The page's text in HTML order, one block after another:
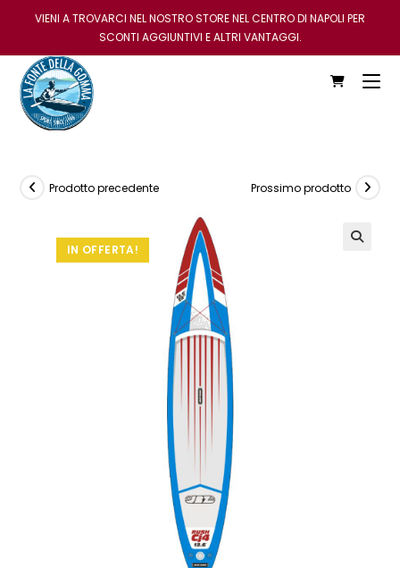
VIENI A TROVARCI NEL NOSTRO STORE NEL CENTRO DI NAPOLI PER
SCONTI AGGIUNTIVI E ALTRI VANTAGGI.
IN OFFERTA!
Prodotto precedente Prossimo prodotto